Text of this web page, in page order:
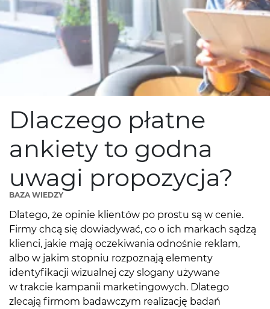
Dlaczego płatne
ankiety to godna
uwagi propozycja?
BAZA WIEDZY
Dlatego, że opinie klientów po prostu są w cenie.
Firmy chcą się dowiadywać, co o ich markach sądzą
klienci, jakie mają oczekiwania odnośnie reklam,
albo w jakim stopniu rozpoznają elementy
identyfikacji wizualnej czy slogany używane
w trakcie kampanii marketingowych. Dlatego
zlecają firmom badawczym realizację badań